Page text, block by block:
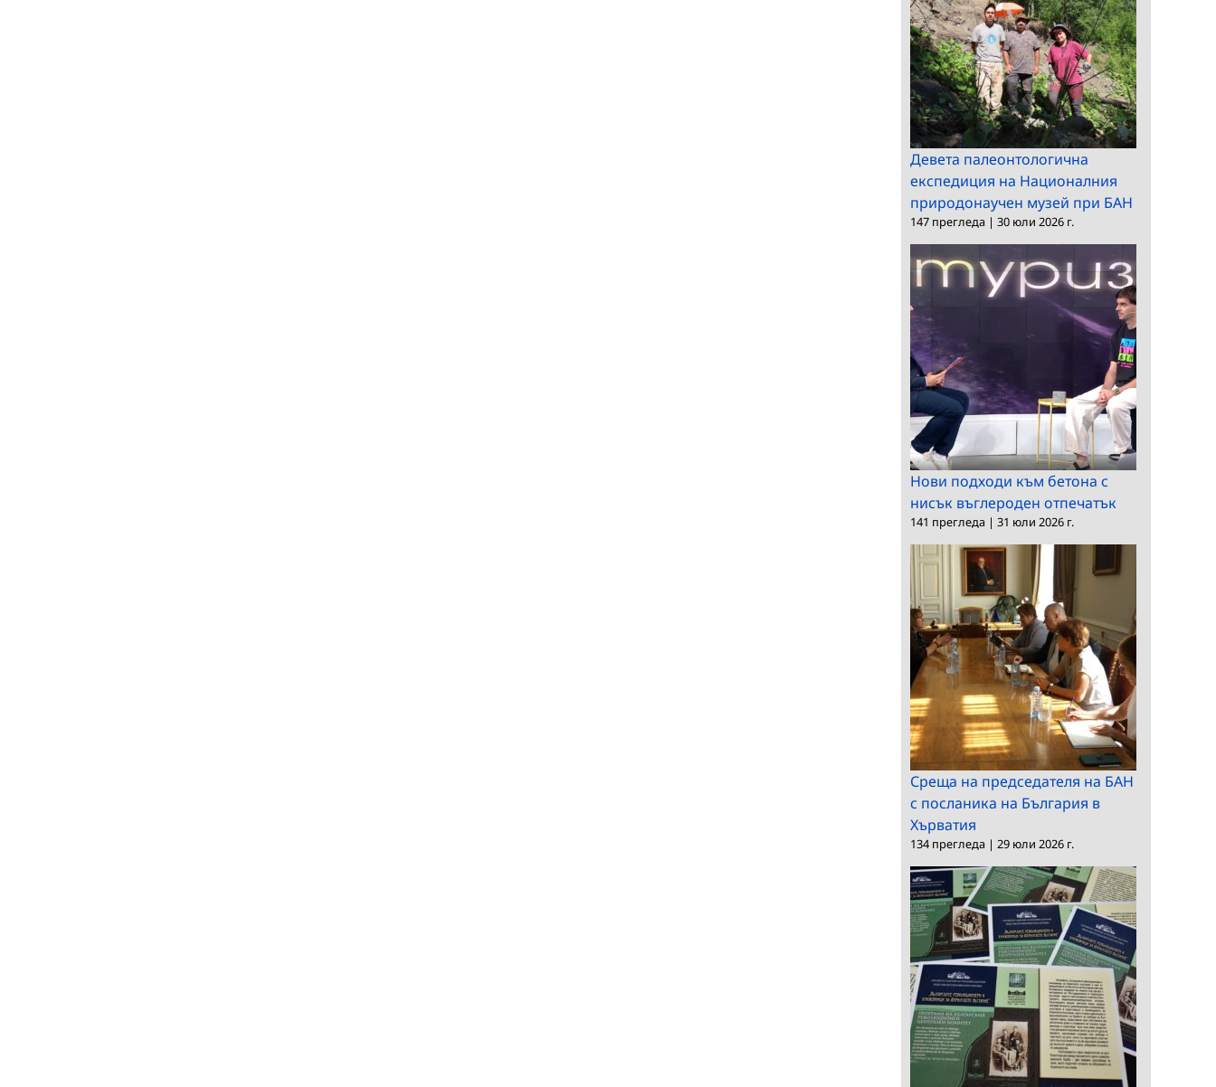
Девета палеонтологична
експедиция на Националния
природонаучен музей при БАН
147 прегледа | 30 юли 2026 г.
Нови подходи към бетона с
нисък въглероден отпечатък
141 прегледа | 31 юли 2026 г.
Среща на председателя на БАН
с посланика на България в
Хърватия
134 прегледа | 29 юли 2026 г.